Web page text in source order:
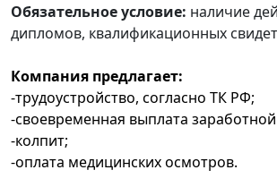
Обязательное условие: наличие
дипломов, квалификационных
Компания предлагает:
-трудоустройство, согласно ТК РФ;
-своевременная выплата
-колпит;
-оплата медицинских осмотров.